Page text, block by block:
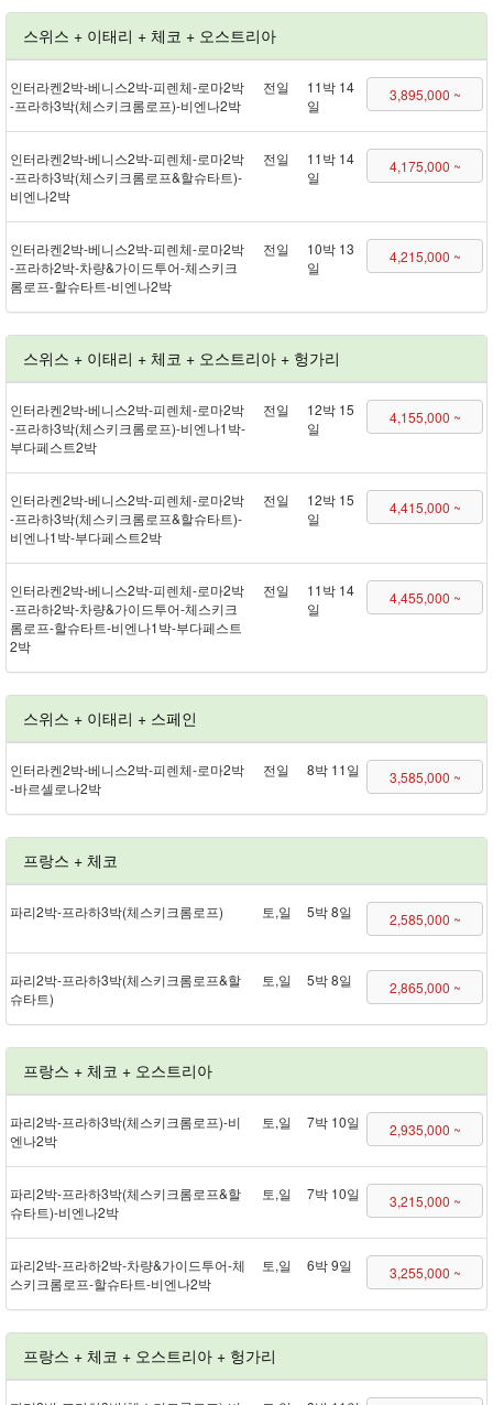
스위스 + 이태리 + 체코 + 오스트리아
인터라켄 2박 - 베니스 2박 - 피렌체 - 로마 2박
- 프라하 3박(체스키크롬로프) - 비엔나 2박
전일
11박 14
일
3,895,000 ~
인터라켄 2박 - 베니스 2박 - 피렌체 - 로마 2박
- 프라하 3박(체스키크롬로프&할슈타트) -
비엔나 2박
전일
11박 14
일
4,175,000 ~
인터라켄 2박 - 베니스 2박 - 피렌체 - 로마 2박
- 프라하 2박 - 차량&가이드투어 - 체스키크
롬로프 - 할슈타트 - 비엔나 2박
전일
10박 13
일
4,215,000 ~
스위스 + 이태리 + 체코 + 오스트리아 + 헝가리
인터라켄 2박 - 베니스 2박 - 피렌체 - 로마 2박
- 프라하 3박(체스키크롬로프) - 비엔나 1박 -
부다페스트 2박
전일
12박 15
일
4,155,000 ~
인터라켄 2박 - 베니스 2박 - 피렌체 - 로마 2박
- 프라하 3박(체스키크롬로프&할슈타트) -
비엔나 1박 - 부다페스트 2박
전일
12박 15
일
4,415,000 ~
인터라켄 2박 - 베니스 2박 - 피렌체 - 로마 2박
- 프라하 2박 - 차량&가이드투어 - 체스키크
롬로프 - 할슈타트 - 비엔나 1박 - 부다페스트
2박
전일
11박 14
일
4,455,000 ~
스위스 + 이태리 + 스페인
인터라켄 2박 - 베니스 2박 - 피렌체 - 로마 2박
- 바르셀로나 2박
전일 8박 11일 3,585,000 ~
프랑스 + 체코
파리 2박 - 프라하 3박(체스키크롬로프) 토,일 5박 8일 2,585,000 ~
파리 2박 - 프라하 3박(체스키크롬로프&할
슈타트)
토,일 5박 8일 2,865,000 ~
프랑스 + 체코 + 오스트리아
파리 2박 - 프라하 3박(체스키크롬로프) - 비
엔나 2박
토,일 7박 10일 2,935,000 ~
파리 2박 - 프라하 3박(체스키크롬로프&할
슈타트) - 비엔나 2박
토,일 7박 10일 3,215,000 ~
파리 2박 - 프라하 2박 - 차량&가이드투어 - 체
스키크롬로프 - 할슈타트 - 비엔나 2박
토,일 6박 9일 3,255,000 ~
프랑스 + 체코 + 오스트리아 + 헝가리